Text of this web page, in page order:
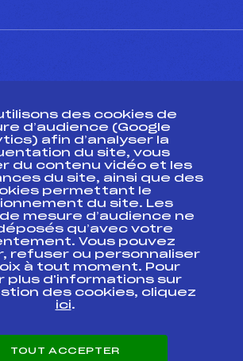
fédéral
fédéral
Formation, Suivi
l’athlète
professionnel
des cookies de
d’audience (Google
afin d’analyser la
du site, vous
du contenu vidéo et les
du site, ainsi que des
permettant le
du site. Les
mesure d’audience ne
qu’avec votre
Vous pouvez
refuser ou personnaliser
à tout moment. Pour
plus d'informations sur
des cookies, cliquez
ici.
TOUT ACCEPTER